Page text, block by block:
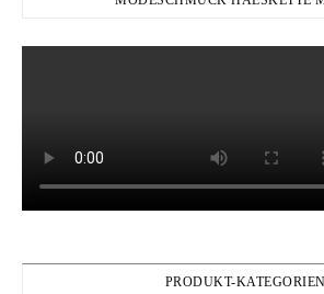
PRODUKT-KATEGORIEN